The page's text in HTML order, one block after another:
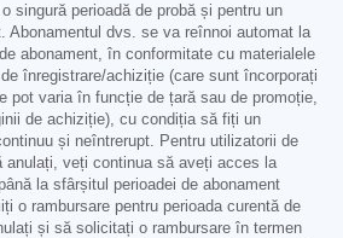
singură perioadă de probă și pentru un
Abonamentul dvs. se va reînnoi automat la
abonament, în conformitate cu materialele
înregistrare/achiziție (care sunt încorporați
pot varia în funcție de țară sau de promoție,
de achiziție), cu condiția să fiți un
și neîntrerupt. Pentru utilizatorii de
anulați, veți continua să aveți acces la
la sfârșitul perioadei de abonament
o rambursare pentru perioada curentă de
și să solicitați o rambursare în termen